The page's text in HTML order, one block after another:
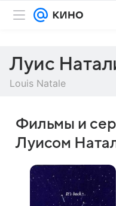
Луис
Louis Natale
Фильмы и
Луисом